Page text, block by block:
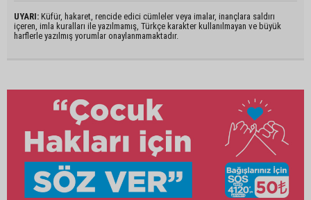
UYARI: Küfür, hakaret, rencide edici cümleler veya imalar, inançlara saldırı
içeren, imla kuralları ile yazılmamış, Türkçe karakter kullanılmayan ve büyük
harflerle yazılmış yorumlar onaylanmamaktadır.